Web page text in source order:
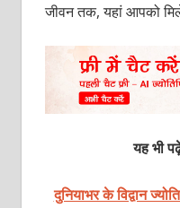
जीवन तक, यहां आपको
यह भी
दुनियाभर के विद्वान